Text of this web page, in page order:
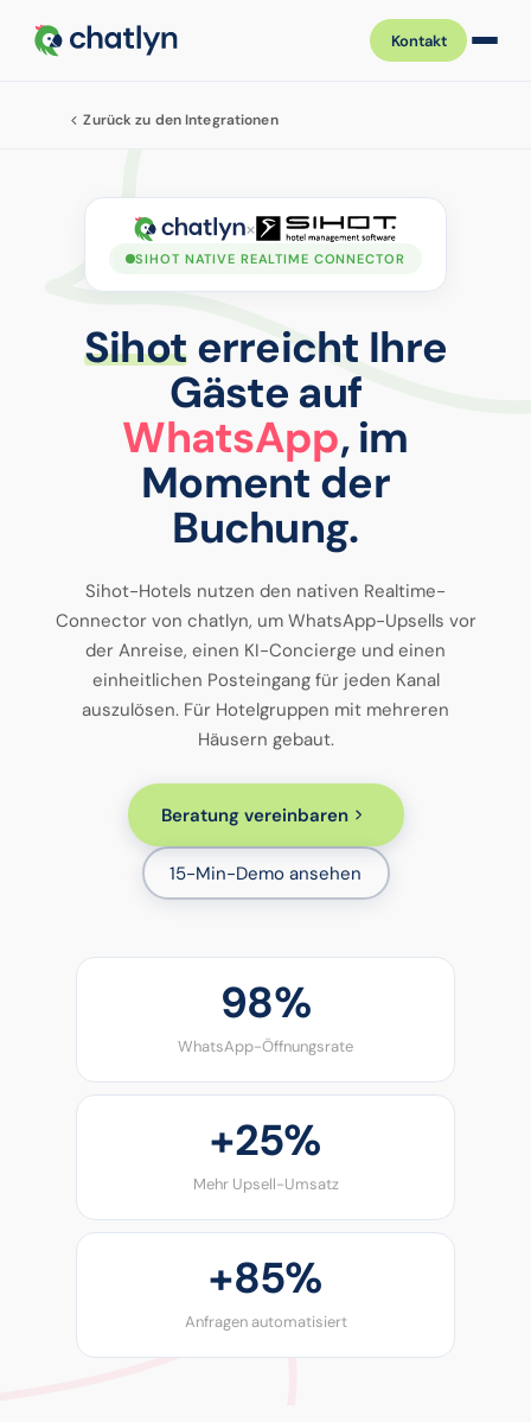
Kontakt
Zurück zu den Integrationen
×
SIHOT NATIVE REALTIME CONNECTOR
Sihoterreicht Ihre
Gäste auf
WhatsApp, im
Moment der
Buchung.
Sihot-Hotels nutzen den nativen Realtime-
Connector von chatlyn, um WhatsApp-Upsells vor
der Anreise, einen KI-Concierge und einen
einheitlichen Posteingang für jeden Kanal
auszulösen. Für Hotelgruppen mit mehreren
Häusern gebaut.
Beratung vereinbaren
15-Min-Demo ansehen
98%
WhatsApp-Öffnungsrate
+25%
Mehr Upsell-Umsatz
+85%
Anfragen automatisiert